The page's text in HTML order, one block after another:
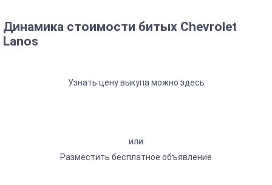
Динамика стоимости битых Chevrolet
Lanos
Узнать цену выкупа можно здесь
или
Разместить бесплатное объявление